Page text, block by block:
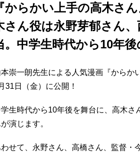
『からかい上手の高木さ
さん役は永野芽郁さん
。中学生時代から10年
本崇一朗先生による人気漫画『からか
31日（金）に公開！
生時代から10年後を舞台に、高木さ
演じます。
わせて、永野さん、高橋さん、監督・